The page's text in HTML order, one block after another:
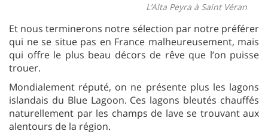
L’Alta Peyra à Saint Véran
Et nous terminerons notre sélection par notre préférer
qui ne se situe pas en France malheureusement, mais
qui offre le plus beau décors de rêve que l’on puisse
trouer.
Mondialement réputé, on ne présente plus les lagons
islandais du Blue Lagoon. Ces lagons bleutés chauffés
naturellement par les champs de lave se trouvant aux
alentours de la région.